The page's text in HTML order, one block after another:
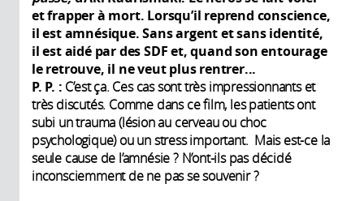
et frapper à mort. Lorsqu’il reprend conscience,
il est amnésique. Sans argent et sans identité,
il est aidé par des SDF et, quand son entourage
le retrouve, il ne veut plus rentrer...
P. P. : C’est ça. Ces cas sont très impressionnants et
très discutés. Comme dans ce film, les patients ont
subi un trauma (lésion au cerveau ou choc
psychologique) ou un stress important. Mais est-ce la
seule cause de l’amnésie ? N’ont-ils pas décidé
inconsciemment de ne pas se souvenir ?